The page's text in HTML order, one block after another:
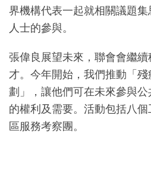
界機構代表一起就相關議題
人士的參與。
張偉良展望未來，聯會會繼續
才。今年開始，我們推動「
劃」，讓他們可在未來參與
的權利及需要。活動包括八
區服務考察團。